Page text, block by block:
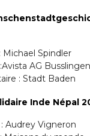
Michael Spindler
AG Busslingen
: Stadt Baden
Inde Népal
Audrey Vigneron